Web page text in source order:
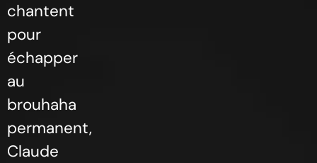
chantent
pour
échapper
au
brouhaha
permanent,
Claude